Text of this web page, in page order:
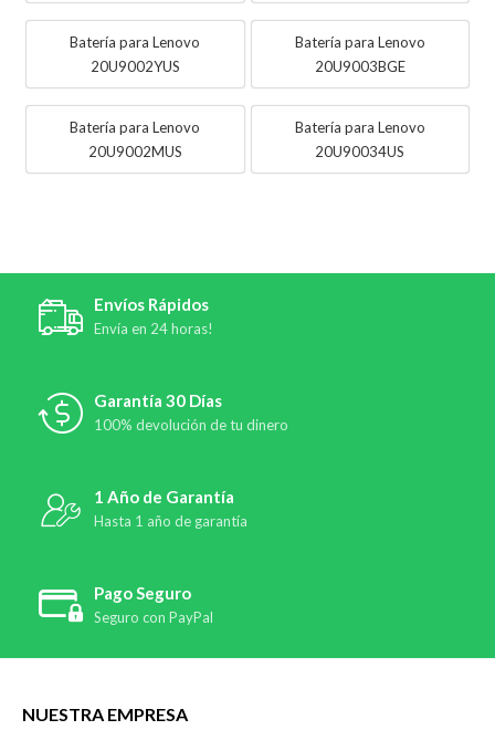
Batería para Lenovo
20U9002YUS
Batería para Lenovo
20U9003BGE
Batería para Lenovo
20U9002MUS
Batería para Lenovo
20U90034US
Envíos Rápidos
Envía en 24 horas!
Garantía 30 Días
100% devolución de tu dinero
1 Año de Garantía
Hasta 1 año de garantía
Pago Seguro
Seguro con PayPal
NUESTRA EMPRESA